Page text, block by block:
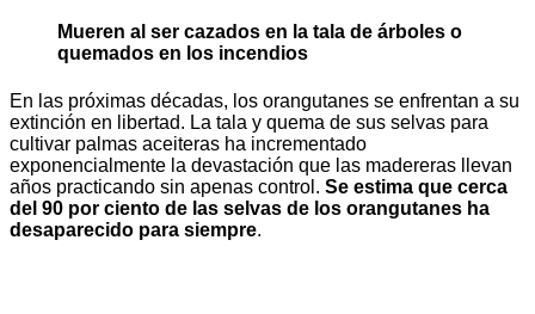
Mueren al ser cazados en la tala de árboles o
quemados en los incendios
En las próximas décadas, los orangutanes se enfrentan a su
extinción en libertad. La tala y quema de sus selvas para
cultivar palmas aceiteras ha incrementado
exponencialmente la devastación que las madereras llevan
años practicando sin apenas control. Se estima que cerca
del 90 por ciento de las selvas de los orangutanes ha
desaparecido para siempre.